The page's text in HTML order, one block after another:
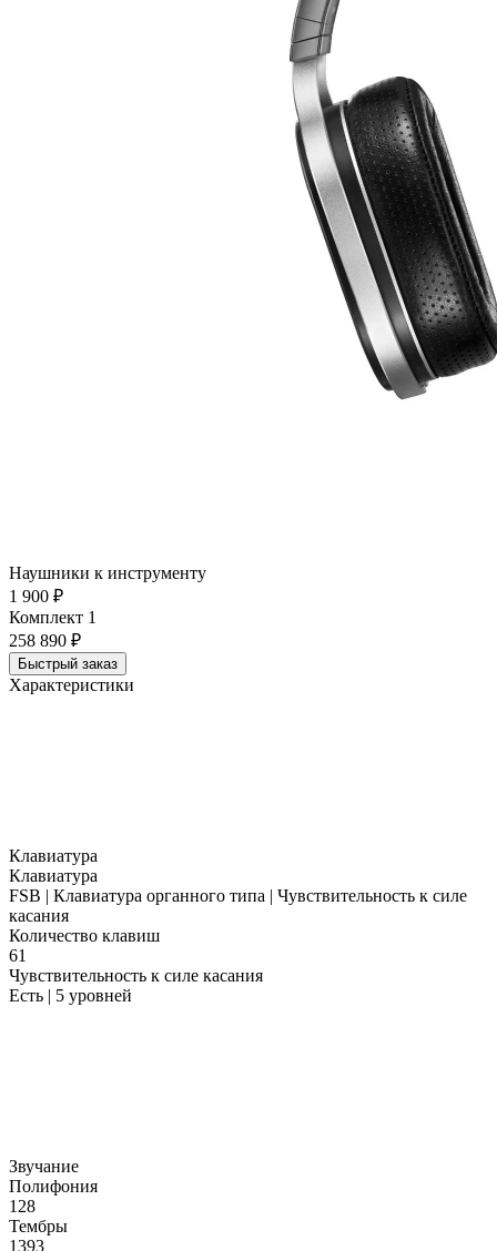
Наушники к инструменту
1 900 ₽
Комплект 1
258 890 ₽
Быстрый заказ
Характеристики
Клавиатура
Клавиатура
FSB | Клавиатура органного типа | Чувствительность к силе
касания
Количество клавиш
61
Чувствительность к силе касания
Есть | 5 уровней
Звучание
Полифония
128
Тембры
1393